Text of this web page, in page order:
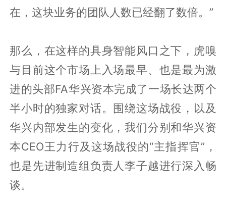
在，这块业务的团队人数已经翻了数倍。”
那么，在这样的具身智能风口之下，虎嗅
与目前这个市场上入场最早、也是最为激
进的头部FA华兴资本完成了一场长达两个
半小时的独家对话。围绕这场战役，以及
华兴内部发生的变化，我们分别和华兴资
本CEO王力行及这场战役的“主指挥官”，
也是先进制造组负责人李子越进行深入畅
谈。